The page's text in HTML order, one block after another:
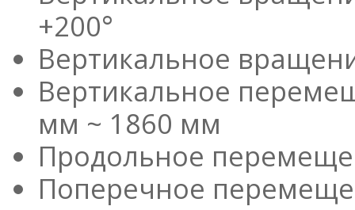
+200°
Вертикальное
Вертикальное
мм ~ 1860 мм
Продольное
Поперечное